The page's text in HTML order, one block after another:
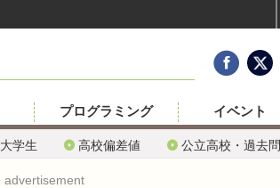
大学生 高校偏差値 公立高校・過去問
プログラミング イベント
advertisement